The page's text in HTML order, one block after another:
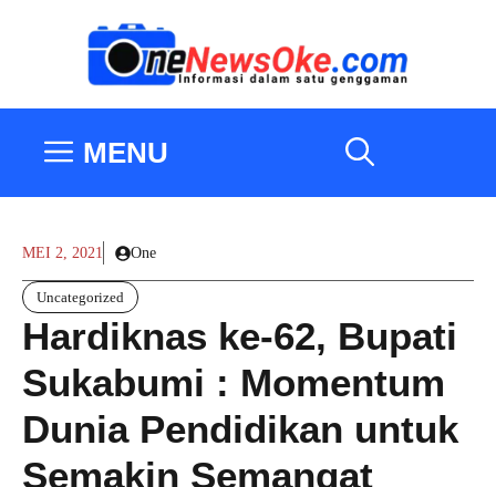
MENU
MEI 2, 2021 One
Uncategorized
Hardiknas ke-62, Bupati
Sukabumi : Momentum
Dunia Pendidikan untuk
Semakin Semangat